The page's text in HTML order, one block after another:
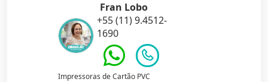
Fran Lobo
+55 (11) 9.4512-
1690
Impressoras de Cartão PVC